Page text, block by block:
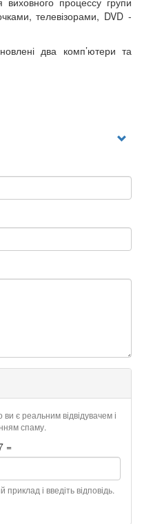
телевізорами, DVD -
два комп’ютери та
є реальним відвідувачем і
спаму.
=
і введіть відповідь.